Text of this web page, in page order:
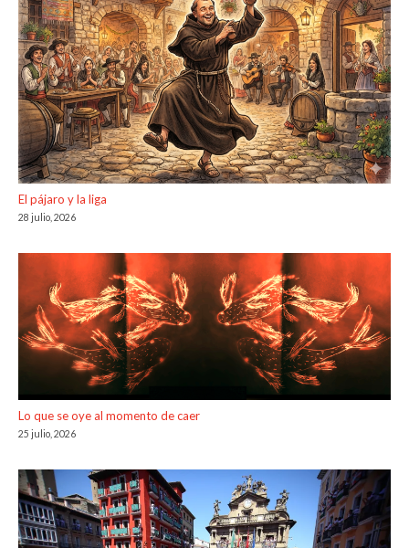
El pájaro y la liga
28 julio, 2026
Lo que se oye al momento de caer
25 julio, 2026